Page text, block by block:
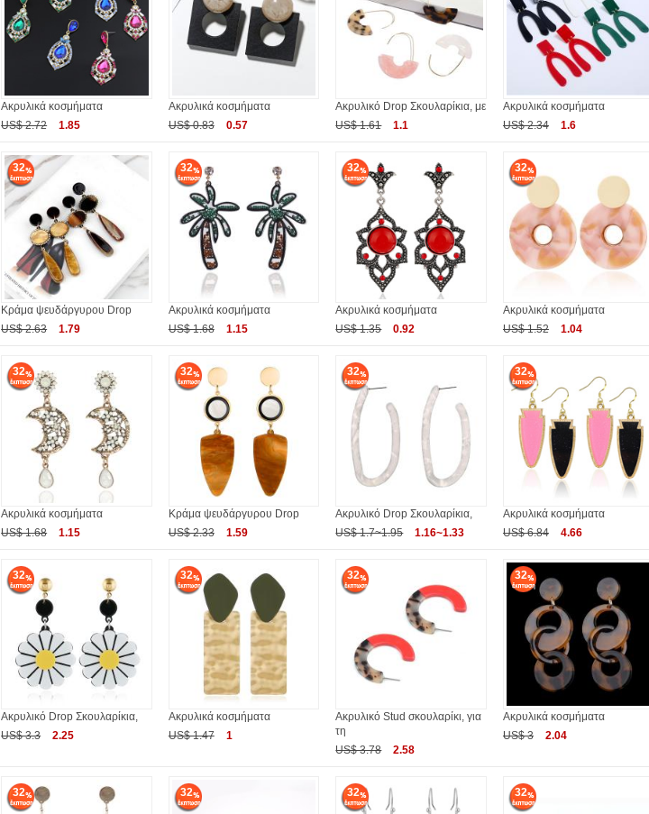
Ακρυλικά κοσμήματα
US$ 2.72
1.85
Ακρυλικά κοσμήματα
US$ 0.83
0.57
Ακρυλικό Drop Σκουλαρίκια, με
US$ 1.61
1.1
Ακρυλικά κοσμήματα
US$ 2.34
1.6
32
Κράμα ψευδάργυρου Drop
US$ 2.63
1.79
32
Ακρυλικά κοσμήματα
US$ 1.68
1.15
32
Ακρυλικά κοσμήματα
US$ 1.35
0.92
32
Ακρυλικά κοσμήματα
US$ 1.52
1.04
32
Ακρυλικά κοσμήματα
US$ 1.68
1.15
32
Κράμα ψευδάργυρου Drop
US$ 2.33
1.59
32
Ακρυλικό Drop Σκουλαρίκια,
US$ 1.7~1.95
1.16~1.33
32
Ακρυλικά κοσμήματα
US$ 6.84
4.66
32
Ακρυλικό Drop Σκουλαρίκια,
US$ 3.3
2.25
32
Ακρυλικά κοσμήματα
US$ 1.47
1
32
Ακρυλικό Stud σκουλαρίκι, για
τη
US$ 3.78
2.58
32
Ακρυλικά κοσμήματα
US$ 3
2.04
32 32 32 32